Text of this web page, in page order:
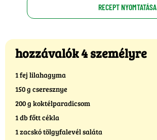
RECEPT NYOMTATÁSA
hozzávalók 4 személyre
1 fej lilahagyma
150 g cseresznye
200 g koktélparadicsom
1 db főtt cékla
1 zacskó tölgyfalevél saláta